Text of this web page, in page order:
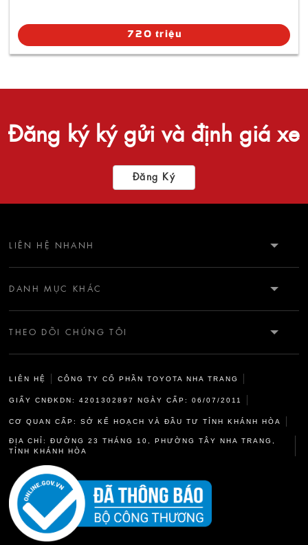
720 triệu
Đăng ký ký gửi và định giá xe
Đăng Ký
LIÊN HỆ NHANH
CSKH: 0912909032
ĐẶT HẸN DV: 0968187119
DANH MỤC KHÁC
TIN TỨC
CHÍNH SÁCH & ĐIỀU KHOẢN
CHÍNH SÁCH BẢO MẬT THÔNG TIN CÁ NHÂN
THEO DÕI CHÚNG TÔI
LIÊN HỆ CÔNG TY CỔ PHẦN TOYOTA NHA TRANG
GIẤY CNĐKDN: 4201302897 NGÀY CẤP: 06/07/2011
CƠ QUAN CẤP: SỞ KẾ HOẠCH VÀ ĐẦU TƯ TỈNH KHÁNH HÒA
ĐỊA CHỈ: ĐƯỜNG 23 THÁNG 10, PHƯỜNG TÂY NHA TRANG,
TỈNH KHÁNH HÒA